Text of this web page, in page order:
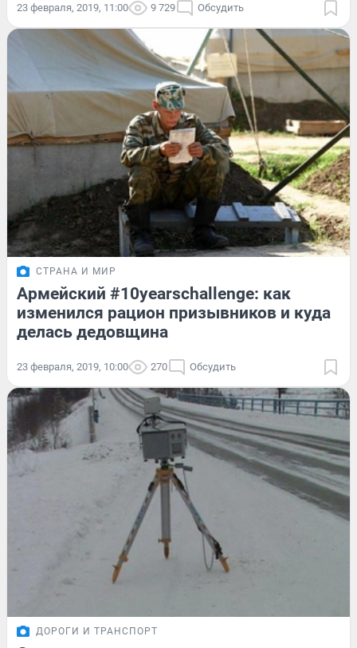
23 февраля, 2019, 11:00 9 729 Обсудить
СТРАНА И МИР
Армейский #10yearschallenge: как
изменился рацион призывников и куда
делась дедовщина
23 февраля, 2019, 10:00 270 Обсудить
ДОРОГИ И ТРАНСПОРТ